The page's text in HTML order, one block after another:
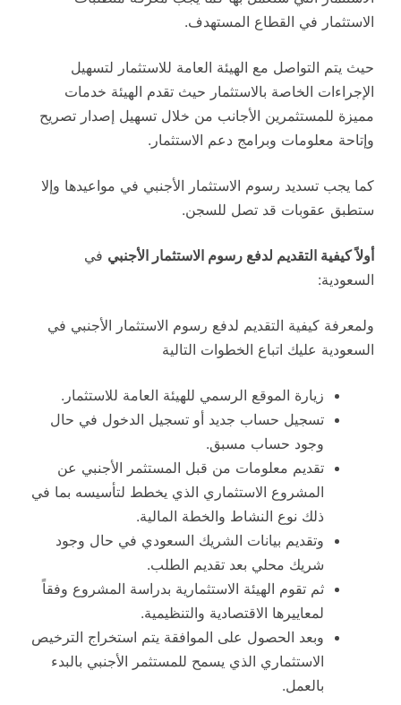
الاستثمار في القطاع المستهدف.
حيث يتم التواصل مع الهيئة العامة للاستثمار لتسهيل
الإجراءات الخاصة بالاستثمار حيث تقدم الهيئة خدمات
مميزة للمستثمرين الأجانب من خلال تسهيل إصدار تصريح
وإتاحة معلومات وبرامج دعم الاستثمار.
كما يجب تسديد رسوم الاستثمار الأجنبي في مواعيدها وإلا
ستطبق عقوبات قد تصل للسجن.
أولاً كيفية التقديم لدفع رسوم الاستثمار الأجنبي في
السعودية:
ولمعرفة كيفية التقديم لدفع رسوم الاستثمار الأجنبي في
السعودية عليك اتباع الخطوات التالية
زيارة الموقع الرسمي للهيئة العامة للاستثمار.
تسجيل حساب جديد أو تسجيل الدخول في حال
وجود حساب مسبق.
تقديم معلومات من قبل المستثمر الأجنبي عن
المشروع الاستثماري الذي يخطط لتأسيسه بما في
ذلك نوع النشاط والخطة المالية.
وتقديم بيانات الشريك السعودي في حال وجود
شريك محلي بعد تقديم الطلب.
ثم تقوم الهيئة الاستثمارية بدراسة المشروع وفقاً
لمعاييرها الاقتصادية والتنظيمية.
وبعد الحصول على الموافقة يتم استخراج الترخيص
الاستثماري الذي يسمح للمستثمر الأجنبي بالبدء
بالعمل.